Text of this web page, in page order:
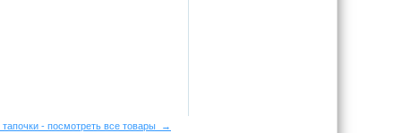
- посмотреть все товары →